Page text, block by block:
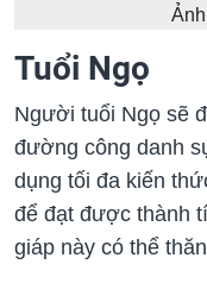
Tuổi Ngọ
Người tuổi Ngọ sẽ
đường công danh
dụng tối đa kiến
để đạt được thành
giáp này có thể